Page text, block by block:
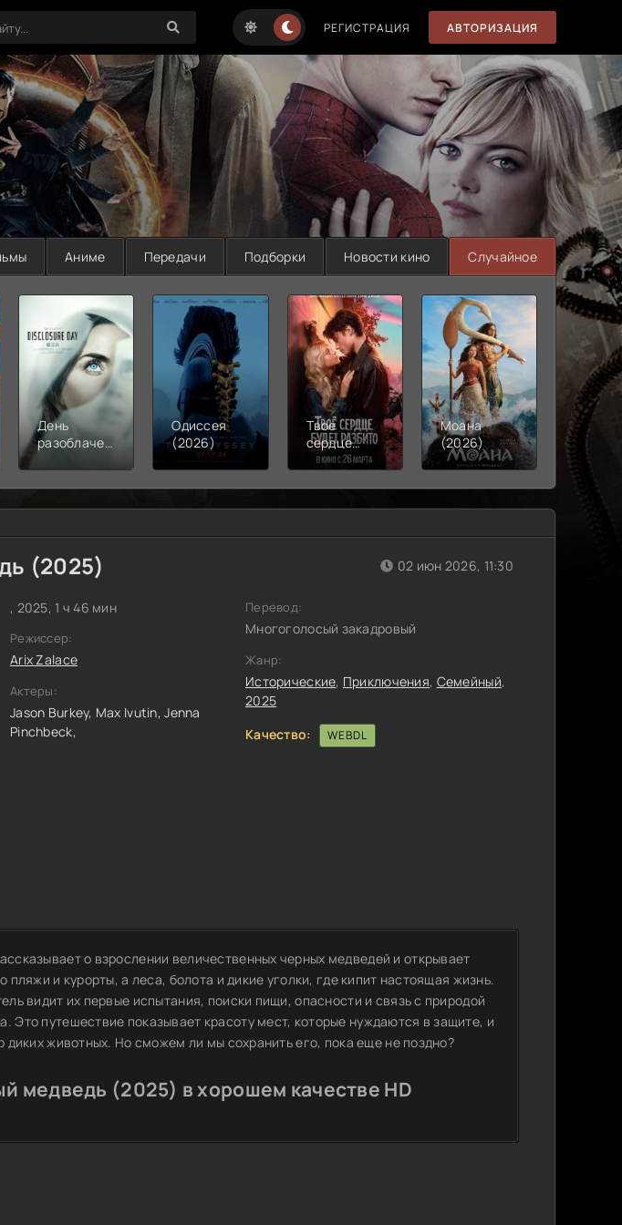
РЕГИСТРАЦИЯ АВТОРИЗАЦИЯ
Аниме Передачи Подборки Новости кино Случайное
День
разоблачения
Одиссея
(2026)
Твое
сердце
будет
(2026)
Моана
(2026)
Смерть
Робина
(2026)
(2025)
, 2025, 1 ч 46 мин
Режиссер:
Arix Zalace
Актеры:
Jason Burkey, Max Ivutin,Jenna
Pinchbeck,
02 июн 2026, 11:30
Перевод:
Многоголосый закадровый
Жанр:
Исторические, Приключения, Семейный,
2025
Качество:
WEBDL
о взрослении величественных черных медведей и открывает
пляжи и курорты, а леса, болота и дикие уголки, где кипит настоящая жизнь.
видит их первые испытания, поиски пищи, опасности и связь с природой
Это путешествие показывает красоту мест, которые нуждаются в защите, и
диких животных. Но сможем ли мы сохранить его, пока еще не поздно?
медведь (2025) в хорошем качестве HD